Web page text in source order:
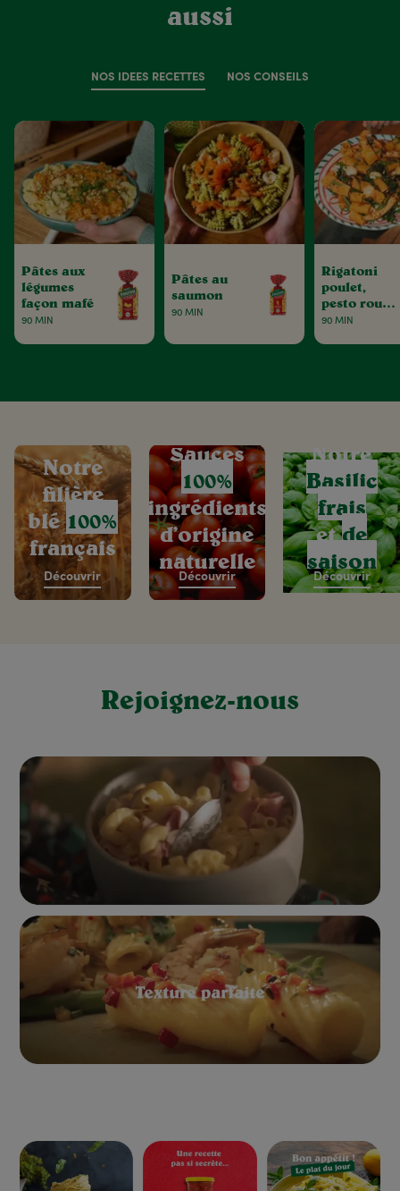
aussi
NOS IDÉES RECETTES NOS CONSEILS
Pâtes aux
légumes
façon mafé
90 MIN
Pâtes au
saumon
90 MIN
Rigatoni
poulet,
pesto rouge
& tomates
90 MIN
Notre
filière
blé100%
français
Découvrir
Sauces
100%
ingrédients
d’origine
naturelle
Découvrir
Notre
Basilic
frais
etde
saison
Découvrir
Rejoignez-nous